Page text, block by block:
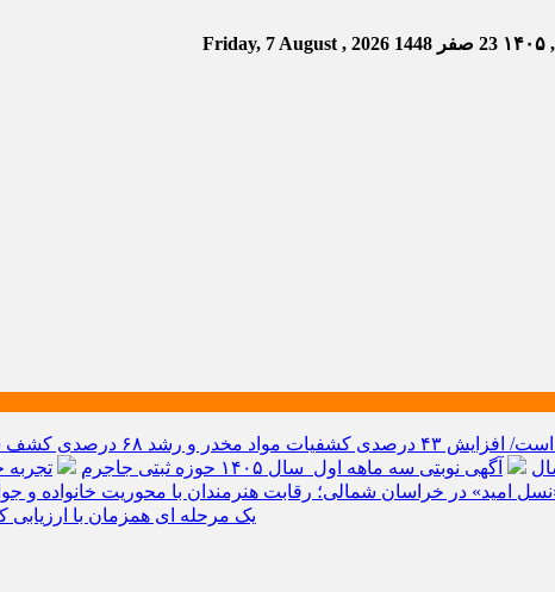
23 صفر 1448
درصدی کشف سرقت در خراسان شمالی
آگهی نوبتی سه ماهه اول سال ۱۴۰۵ حوزه ثبتی جاجرم
تجربه
امید» در خراسان شمالی؛ رقابت هنرمندان با محوریت خانواده و
یک مرحله ای همزمان با